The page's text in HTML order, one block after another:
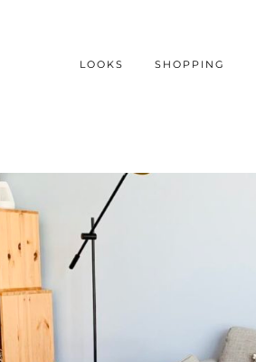
LOOKS SHOPPING